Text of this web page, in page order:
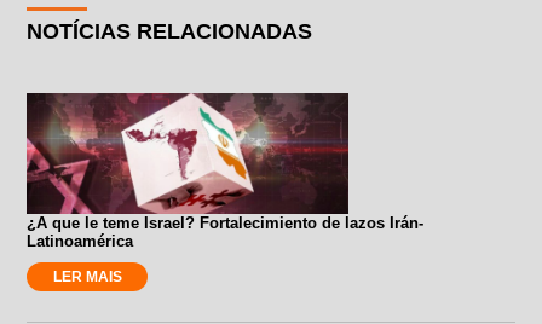
NOTÍCIAS RELACIONADAS
¿A que le teme Israel? Fortalecimiento de lazos Irán-
Latinoamérica
LER MAIS